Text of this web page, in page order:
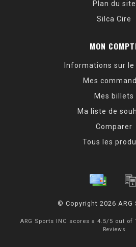
Plan du site
Silca Cire
MON
Informations sur le
Mes
Mes billets
Ma liste de
Comparer
Tous les
© Copyright 2026 ARG
ARG Sports INC scores a 4.5/ 5 out of
Reviews